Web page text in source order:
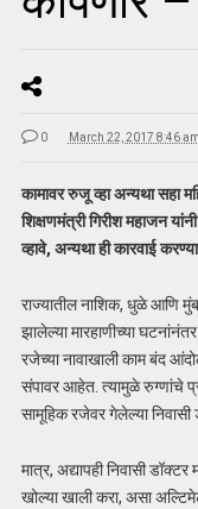
0 March 22, 2017 8:46 am
कामावर रुजू व्हा अन्यथा सहा
शिक्षणमंत्री गिरीश महाजन
व्हावे, अन्यथा ही कारवाई
राज्यातील नाशिक, धुळे आणि
झालेल्या मारहाणीच्या
रजेच्या नावाखाली काम बंद
संपावर आहेत. त्यामुळे रुग्णांचे
सामूहिक रजेवर गेलेल्या
मात्र, अद्यापही निवासी डॉक्टर
खोल्या खाली करा, असा